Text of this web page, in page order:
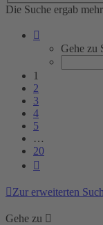
Die Suche ergab
von
Gehe zu
1
2
3
4
5
…
20
Zur erweiterten
Gehe zu